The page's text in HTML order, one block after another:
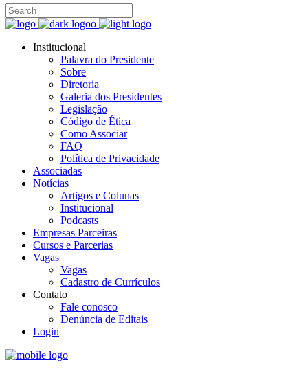
Institucional
Palavra do Presidente
Sobre
Diretoria
Galeria dos Presidentes
Legislação
Código de Ética
Como Associar
FAQ
Política de Privacidade
Associadas
Notícias
Artigos e Colunas
Institucional
Podcasts
Empresas Parceiras
Cursos e Parcerias
Vagas
Vagas
Cadastro de Currículos
Contato
Fale conosco
Denúncia de Editais
Login